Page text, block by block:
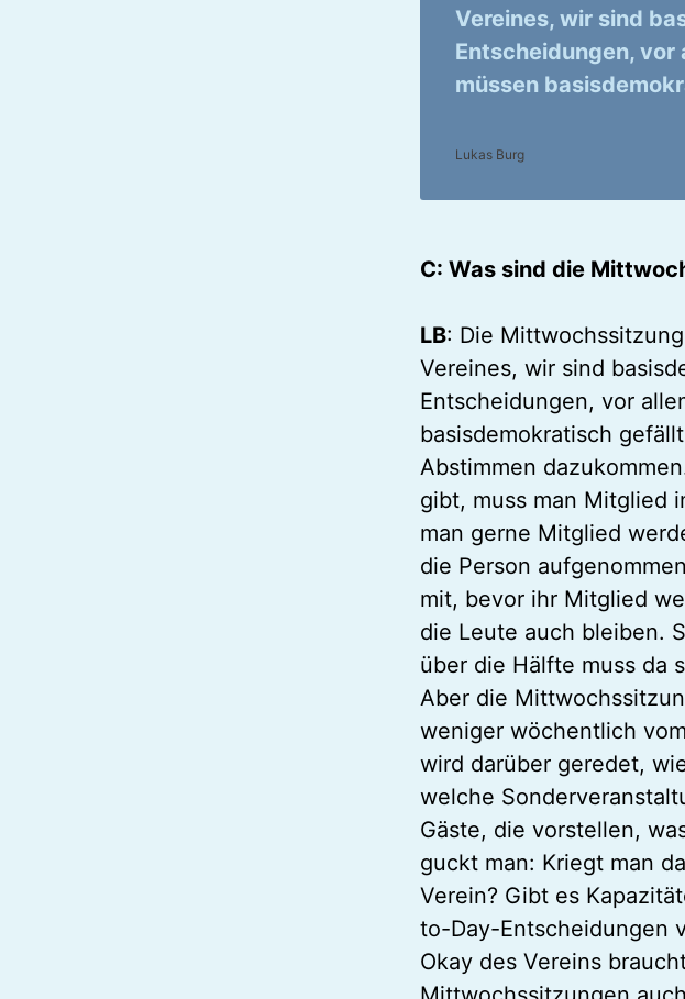
Vereines, wir sind
Entscheidungen, vor
müssen
Lukas Burg
C: Was sind die
LB: Die
Vereines, wir sind
Entscheidungen, vor
basisdemokratisch
Abstimmen
gibt, muss man Mitglied
man gerne Mitglied
die Person
mit, bevor ihr Mitglied
die Leute auch bleiben.
über die Hälfte muss da
Aber die
weniger wöchentlich
wird darüber geredet,
welche
Gäste, die vorstellen,
guckt man: Kriegt man
Verein? Gibt es
to-Day-Entscheidungen
Okay des Vereins